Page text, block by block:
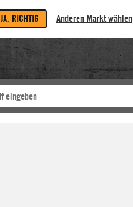
JA, RICHTIG Anderen Markt wählen